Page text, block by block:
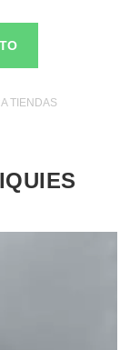
TIENDAS